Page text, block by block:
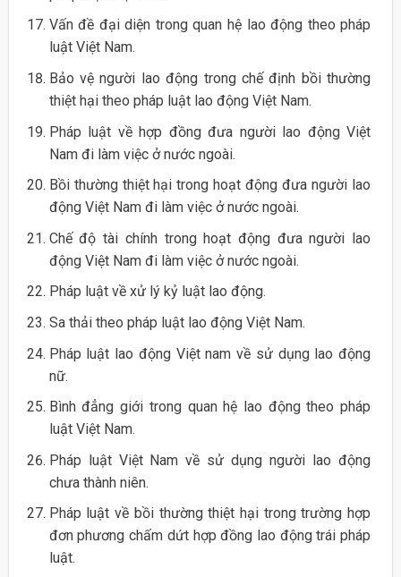
Vấn đề đại diện trong quan hệ lao động theo pháp
luật Việt Nam.
Bảo vệ người lao động trong chế định bồi thường
thiệt hại theo pháp luật lao động Việt Nam.
Pháp luật về hợp đồng đưa người lao động Việt
Nam đi làm việc ở nước ngoài.
Bồi thường thiệt hại trong hoạt động đưa người lao
động Việt Nam đi làm việc ở nước ngoài.
Chế độ tài chính trong hoạt động đưa người lao
động Việt Nam đi làm việc ở nước ngoài.
Pháp luật về xử lý kỷ luật lao động.
Sa thải theo pháp luật lao động Việt Nam.
Pháp luật lao động Việt nam về sử dụng lao động
nữ.
Bình đẳng giới trong quan hệ lao động theo pháp
luật Việt Nam.
Pháp luật Việt Nam về sử dụng người lao động
chưa thành niên.
Pháp luật về bồi thường thiệt hại trong trường hợp
đơn phương chấm dứt hợp đồng lao động trái pháp
luật.